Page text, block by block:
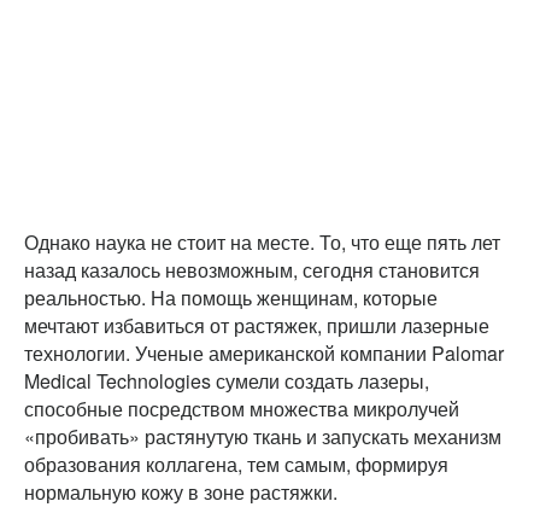
Однако наука не стоит на месте. То, что еще пять лет
назад казалось невозможным, сегодня становится
реальностью. На помощь женщинам, которые
мечтают избавиться от растяжек, пришли лазерные
технологии. Ученые американской компании Palomar
Medical Technologies сумели создать лазеры,
способные посредством множества микролучей
«пробивать» растянутую ткань и запускать механизм
образования коллагена, тем самым, формируя
нормальную кожу в зоне растяжки.